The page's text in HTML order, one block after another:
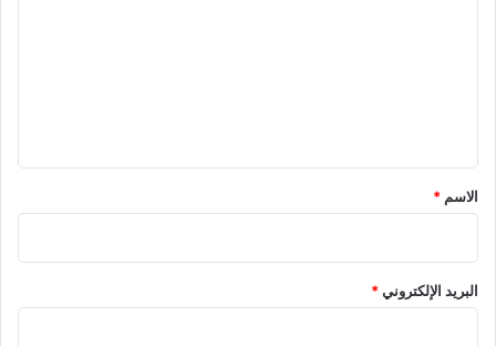
*
الاسم *
البريد الإلكتروني*